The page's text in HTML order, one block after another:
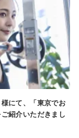
にて、「東京でお
紹介いただきまし